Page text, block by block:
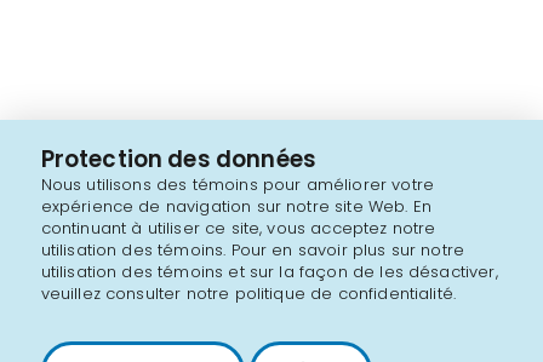
Protection des données
Nous utilisons des témoins pour améliorer votre
expérience de navigation sur notre site Web. En
continuant à utiliser ce site, vous acceptez notre
utilisation des témoins. Pour en savoir plus sur notre
utilisation des témoins et sur la façon de les désactiver,
veuillez consulter notre politique de confidentialité.